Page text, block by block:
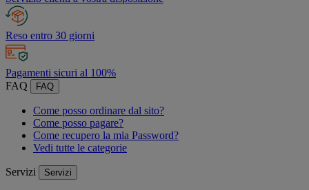
Reso entro 30 giorni
Pagamenti sicuri al 100%
FAQ
FAQ
Come posso ordinare dal sito?
Come posso pagare?
Come recupero la mia Password?
Vedi tutte le categorie
Servizi Servizi